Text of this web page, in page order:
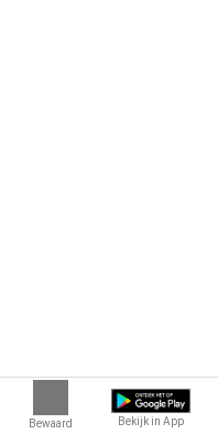
Bewaard Bekijk in App